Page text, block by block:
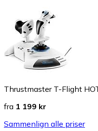
Thrustmaster T-Flight
fra 1 199 kr
Sammenlign alle priser